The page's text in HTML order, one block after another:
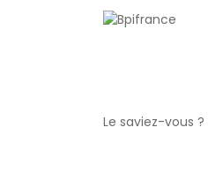
Le saviez-vous ?